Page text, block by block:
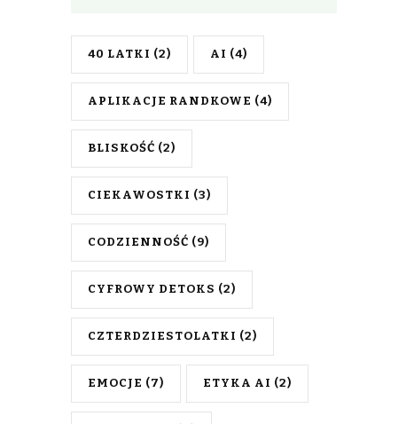
40 LATKI (2) AI (4)
APLIKACJE RANDKOWE (4)
BLISKOŚĆ (2)
CIEKAWOSTKI (3)
CODZIENNOŚĆ (9)
CYFROWY DETOKS (2)
CZTERDZIESTOLATKI (2)
EMOCJE (7) ETYKA AI (2)